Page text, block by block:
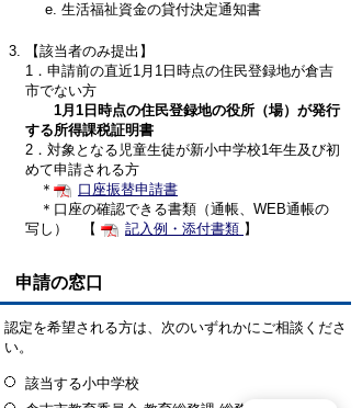
生活福祉資金の貸付決定通知書
【該当者のみ提出】
1．申請前の直近1月1日時点の住民登録地が倉吉
市でない方
1月1日時点の住民登録地の役所（場）が発行
する所得課税証明書
2．対象となる児童生徒が新小中学校1年生及び初
めて申請される方
＊
口座振替申請書
＊口座の確認できる書類（通帳、WEB通帳の
写し） 【
記入例・添付書類 】
申請の窓口
認定を希望される方は、次のいずれかにご相談くださ
い。
該当する小中学校